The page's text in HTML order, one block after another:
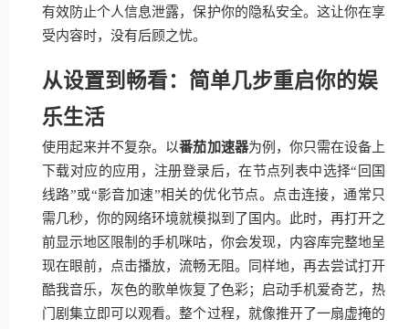
有效防止个人信息泄露，保护你的隐私安全。这让你在享
受内容时，没有后顾之忧。
从设置到畅看：简单几步重启你的娱
乐生活
使用起来并不复杂。以番茄加速器为例，你只需在设备上
下载对应的应用，注册登录后，在节点列表中选择“回国
线路”或“影音加速”相关的优化节点。点击连接，通常只
需几秒，你的网络环境就模拟到了国内。此时，再打开之
前显示地区限制的手机咪咕，你会发现，内容库完整地呈
现在眼前，点击播放，流畅无阻。同样地，再去尝试打开
酷我音乐，灰色的歌单恢复了色彩；启动手机爱奇艺，热
门剧集立即可以观看。整个过程，就像推开了一扇虚掩的